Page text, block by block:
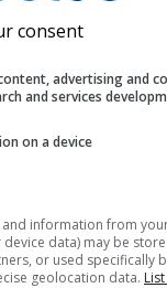
consent
advertising and
and services
on a device
information from
data) may be
or used specifically
geolocation data.